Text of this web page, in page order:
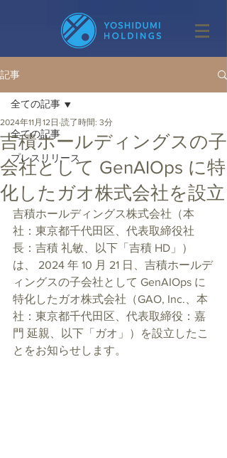
記事
全ての記事
プレスリリース
全ての記事
吉積ホールディングスの子
会社として GenAIOps に特
化したガオ株式会社を設立
2024年11月12日 読了時間: 3分
吉積ホールディングス株式会社（本
社：東京都千代田区、代表取締役社
長：吉積 礼敏、以下「吉積 HD」）
は、 2024 年 10 月 21 日、吉積ホールデ
ィングスの子会社として GenAIOps に
特化したガオ株式会社（GAO, Inc.、本
社：東京都千代田区、代表取締役：嘉
門 延親、以下「ガオ」）を設立したこ
とをお知らせします。